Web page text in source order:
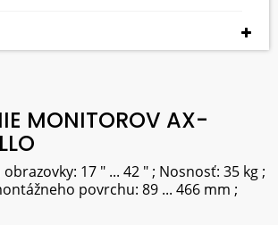
MONITOROV AX-
17 " ... 42 " ; Nosnosť: 35 kg ;
povrchu: 89 ... 466 mm ;